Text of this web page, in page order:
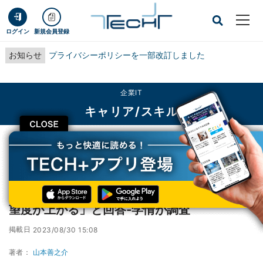
ログイン 新規会員登録
お知らせ プライバシーポリシーを一部改訂しました
CLOSE
企業IT
キャリア/スキル
TECH+ 企業IT
キャリア/スキル
学生の7割が「テレワークができる企業への志望度が上がる」と回答‐学情が調査
学生の7割が「テレワークができる企業への志
望度が上がる」と回答‐学情が調査
掲載日 2023/08/30 15:08
著者： 山本善之介